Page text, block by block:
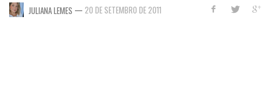
JULIANA LEMES — 20 DE SETEMBRO DE 2011